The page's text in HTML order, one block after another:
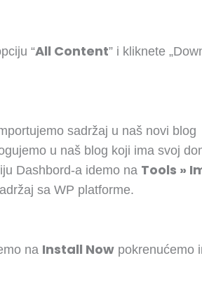
“All Content” i kliknete
sadržaj u naš novi blog
u naš blog koji ima svoj
Dashbord-a idemo na Tools »
sa WP platforme.
na Install Now pokrenućemo